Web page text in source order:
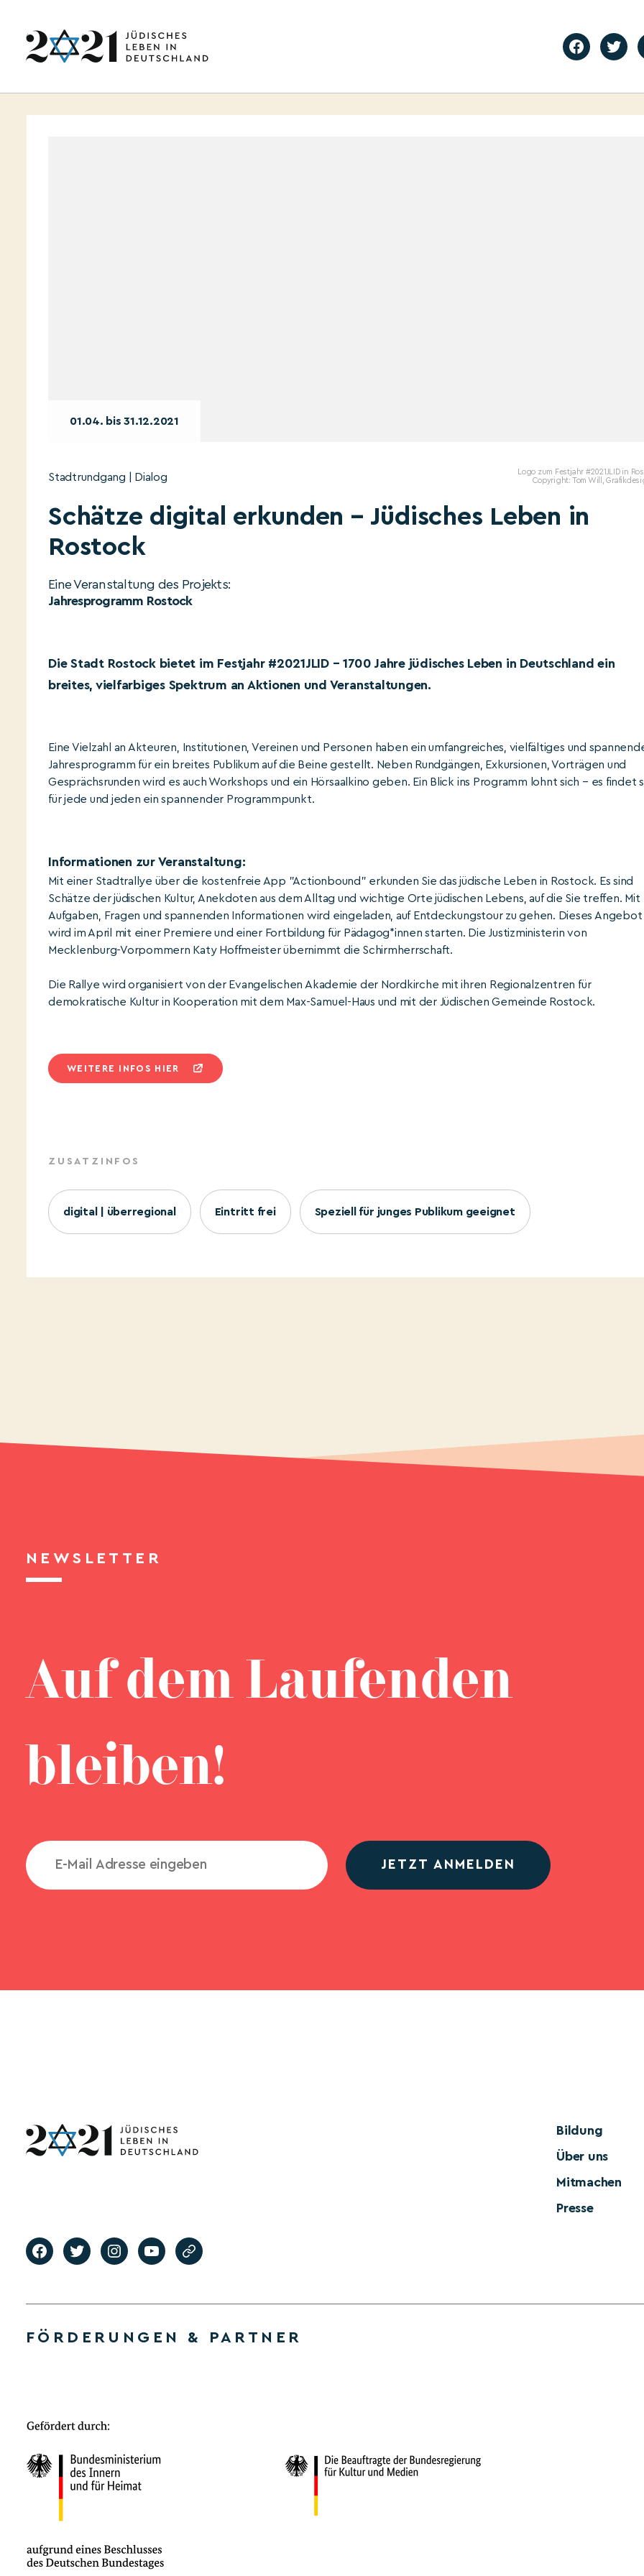
01.04. bis 31.12.2021
Logo zum Festjahr #2021JLID in
Copyright: Tom Will,
Stadtrundgang | Dialog
Schätze digital erkunden – Jüdisches Leben in
Rostock
Eine Veranstaltung des Projekts:
Jahresprogramm Rostock
Die Stadt Rostock bietet im Festjahr #2021JLID – 1700 Jahre jüdisches Leben in Deutschland ein
breites, vielfarbiges Spektrum an Aktionen und Veranstaltungen.
Eine Vielzahl an Akteuren, Institutionen, Vereinen und Personen haben ein umfangreiches, vielfältiges und
Jahresprogramm für ein breites Publikum auf die Beine gestellt. Neben Rundgängen, Exkursionen, Vorträgen und
Gesprächsrunden wird es auch Workshops und ein Hörsaalkino geben. Ein Blick ins Programm lohnt sich – es findet
für jede und jeden ein spannender Programmpunkt.
Informationen zur Veranstaltung:
Mit einer Stadtrallye über die kostenfreie App "Actionbound" erkunden Sie das jüdische Leben in Rostock. Es sind
Schätze der jüdischen Kultur, Anekdoten aus dem Alltag und wichtige Orte jüdischen Lebens, auf die Sie treffen. Mit
Aufgaben, Fragen und spannenden Informationen wird eingeladen, auf Entdeckungstour zu gehen. Dieses Angebot
wird im April mit einer Premiere und einer Fortbildung für Pädagog*innen starten. Die Justizministerin von
Mecklenburg-Vorpommern Katy Hoffmeister übernimmt die Schirmherrschaft.
Die Rallye wird organisiert von der Evangelischen Akademie der Nordkirche mit ihren Regionalzentren für
demokratische Kultur in Kooperation mit dem Max-Samuel-Haus und mit der Jüdischen Gemeinde Rostock.
WEITERE INFOS HIER
ZUSATZINFOS
digital | überregional Eintritt frei Speziell für junges Publikum geeignet
NEWSLETTER
Auf dem Laufenden
bleiben!
JETZT ANMELDEN
Bildung
Über uns
Mitmachen
Presse
FÖRDERUNGEN & PARTNER